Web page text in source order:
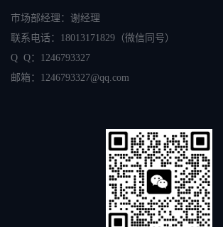
市场部经理：谢经理
联系电话： 18013171829 （微信同号）
Q Q：1246793327
邮箱： 1246793327@qq.com